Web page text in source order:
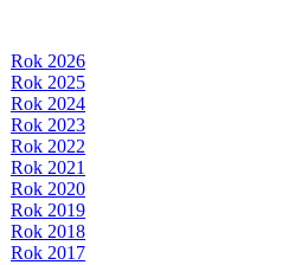
Rok 2026
Rok 2025
Rok 2024
Rok 2023
Rok 2022
Rok 2021
Rok 2020
Rok 2019
Rok 2018
Rok 2017